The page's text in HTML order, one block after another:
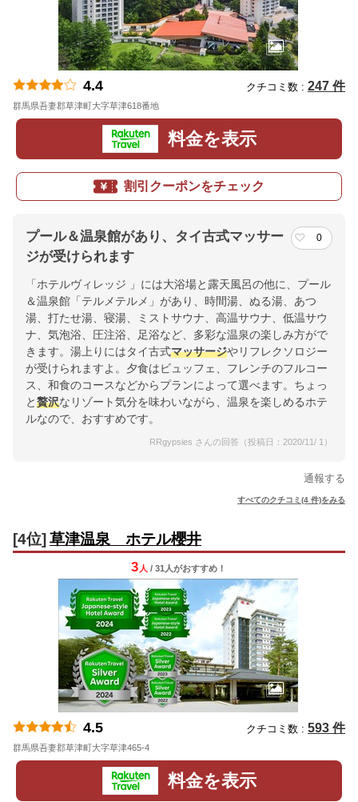
4.4 クチコミ数 : 247 件
群馬県吾妻郡草津町大字草津618番地
料金を表示
割引クーポンをチェック
プール＆温泉館があり、タイ古式マッサー
ジが受けられます
0
「ホテルヴィレッジ 」には大浴場と露天風呂の他に、プール
＆温泉館「テルメテルメ」があり、時間湯、ぬる湯、あつ
湯、打たせ湯、寝湯、ミストサウナ、高温サウナ、低温サウ
ナ、気泡浴、圧注浴、足浴など、多彩な温泉の楽しみ方がで
きます。湯上りにはタイ古式マッサージやリフレクソロジー
が受けられますよ。夕食はビュッフェ、フレンチのフルコー
ス、和食のコースなどからプランによって選べます。ちょっ
と贅沢なリゾート気分を味わいながら、温泉を楽しめるホテ
ルなので、おすすめです。
RRgypsies さんの回答（投稿日：2020/11/ 1）
通報する
すべてのクチコミ(4 件)をみる
[4位] 草津温泉 ホテル櫻井
3 人 / 31人がおすすめ！
4.5 クチコミ数 : 593 件
群馬県吾妻郡草津町大字草津465-4
料金を表示